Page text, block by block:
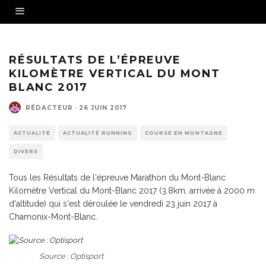
RÉSULTATS DE L’ÉPREUVE
KILOMÈTRE VERTICAL DU MONT
BLANC 2017
RÉDACTEUR · 26 JUIN 2017
ACTUALITÉ ACTUALITÉ RUNNING COURSE EN MONTAGNE
DIVERS
Tous les Résultats de l'épreuve Marathon du Mont-Blanc
Kilomètre Vertical du Mont-Blanc 2017 (3.8km, arrivée à 2000 m
d'altitude) qui s'est déroulée le vendredi 23 juin 2017 à
Chamonix-Mont-Blanc.
Source : Optisport